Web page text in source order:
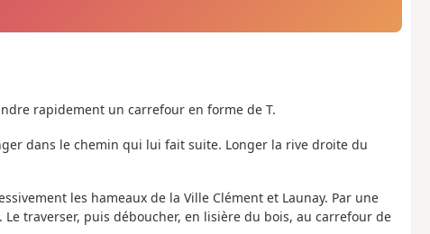
rapidement un carrefour en forme de T.
dans le chemin qui lui fait suite. Longer la rive droite du
les hameaux de la Ville Clément et Launay. Par une
traverser, puis déboucher, en lisière du bois, au carrefour de